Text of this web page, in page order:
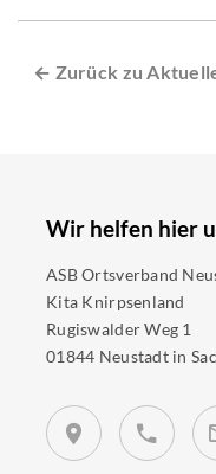
← Zurück zu
Wir helfen hier
ASB Ortsverband
Kita Knirpsenland
Rugiswalder Weg 1
01844 Neustadt in